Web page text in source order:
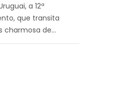
a 12ª
que transita
charmosa de...